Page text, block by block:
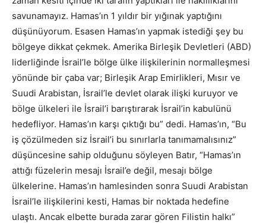
savunamayız. Hamas’ın 1 yıldır bir yığınak yaptığını
düşünüyorum. Esasen Hamas’ın yapmak istediği şey bu
bölgeye dikkat çekmek. Amerika Birleşik Devletleri (ABD)
liderliğinde İsrail’le bölge ülke ilişkilerinin normalleşmesi
yönünde bir çaba var; Birleşik Arap Emirlikleri, Mısır ve
Suudi Arabistan, İsrail’le devlet olarak ilişki kuruyor ve
bölge ülkeleri ile İsrail’i barıştırarak İsrail’in kabulünü
hedefliyor. Hamas’ın karşı çıktığı bu” dedi. Hamas’ın, “Bu
iş çözülmeden siz İsrail’i bu sınırlarla tanımamalısınız”
düşüncesine sahip olduğunu söyleyen Batır, “Hamas’ın
attığı füzelerin mesajı İsrail’e değil, mesajı bölge
ülkelerine. Hamas’ın hamlesinden sonra Suudi Arabistan
İsrail’le ilişkilerini kesti, Hamas bir noktada hedefine
ulaştı. Ancak elbette burada zarar gören Filistin halkı”